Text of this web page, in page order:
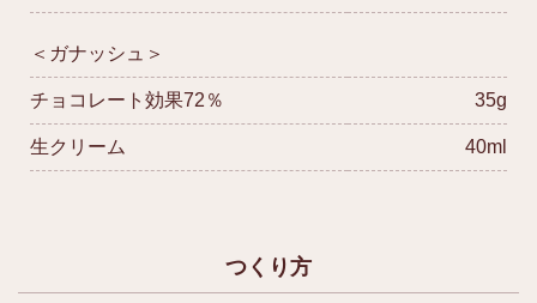
＜ガナッシュ＞
チョコレート効果72％ 35g
生クリーム 40ml
つくり方